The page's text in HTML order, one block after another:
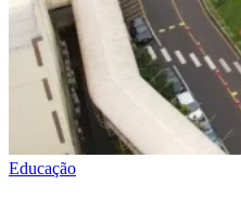
Educação